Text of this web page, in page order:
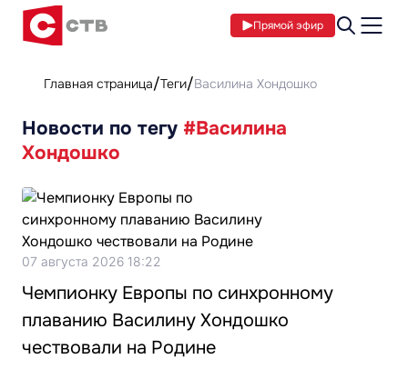
Прямой эфир
Главная страница Теги Василина Хондошко
Новости по тегу #Василина
Хондошко
07 августа 2026 18:22
Чемпионку Европы по синхронному
плаванию Василину Хондошко
чествовали на Родине